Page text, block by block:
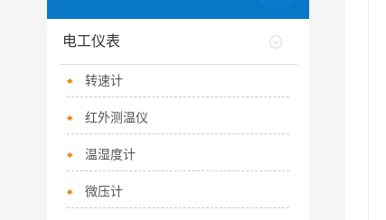
电工仪表
转速计
红外测温仪
温湿度计
微压计